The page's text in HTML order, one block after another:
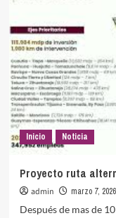
Inicio Noticia
Proyecto ruta
admin marzo 7, 2026
Después de mas de